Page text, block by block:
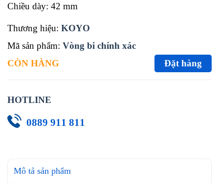
Chiều dày: 42 mm
Thương hiệu: KOYO
Mã sản phẩm: Vòng bi chính xác
CÒN HÀNG
Đặt hàng
HOTLINE
0889 911 811
Mô tả sản phẩm